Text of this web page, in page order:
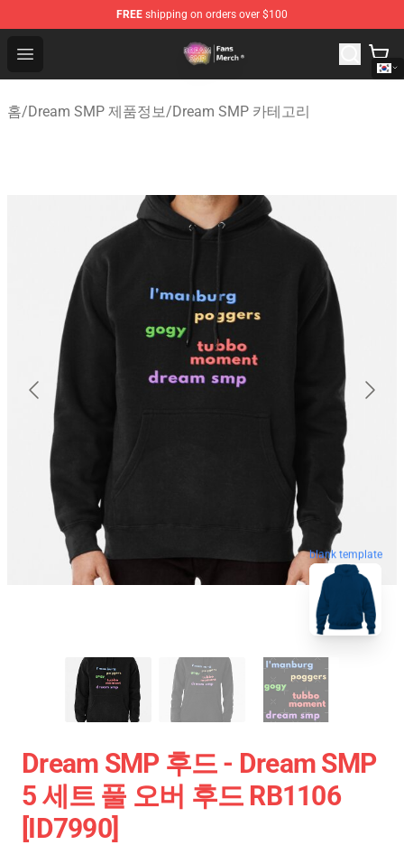
FREE shipping on orders over $100
Open menu
Dream SMP Store - Official Dream SMP Merchandise
홈/Dream SMP 제품정보/Dream SMP 카테고리
blank template
Dream SMP 후드 - Dream SMP
5 세트 풀 오버 후드 RB1106
[ID7990]